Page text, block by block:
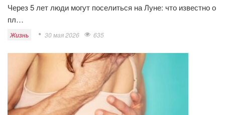
Через 5 лет люди могут поселиться на Луне: что известно о
пл…
Жизнь 30 мая 2026 635